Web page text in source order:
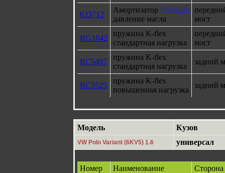
633712
Амортизатор Premium
давление масла
мост
RG1642
пружина K-flex
стандартная нагрузка
мост
RC5497
пружина K-flex
стандартная нагрузка
задний
RC5525
пружина K-flex
повышенная нагрузка
задний
Модель Кузов
VW Polo Variant (6KV5) 1.6 универсал
Номер Наименование Сторона